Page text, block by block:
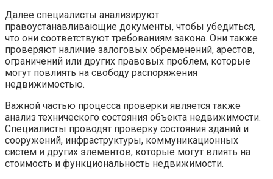
Далее специалисты анализируют
правоустанавливающие документы, чтобы убедиться,
что они соответствуют требованиям закона. Они также
проверяют наличие залоговых обременений, арестов,
ограничений или других правовых проблем, которые
могут повлиять на свободу распоряжения
недвижимостью.
Важной частью процесса проверки является также
анализ технического состояния объекта недвижимости.
Специалисты проводят проверку состояния зданий и
сооружений, инфраструктуры, коммуникационных
систем и других элементов, которые могут влиять на
стоимость и функциональность недвижимости.